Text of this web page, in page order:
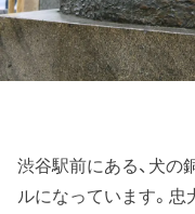
渋谷駅前にある、犬の
ルになっています。忠